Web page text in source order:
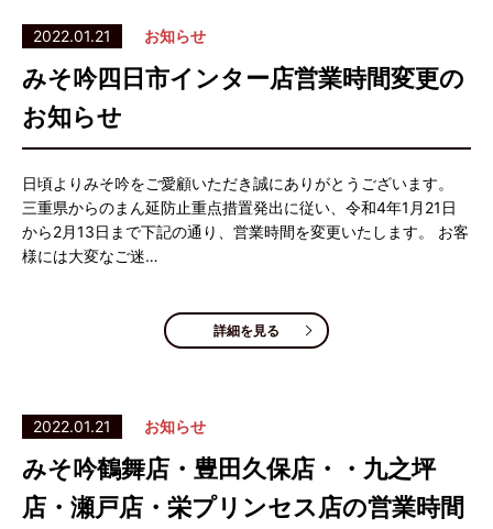
2022.01.21 お知らせ
みそ吟四日市インター店営業時間変更の
お知らせ
日頃よりみそ吟をご愛顧いただき誠にありがとうございます。
三重県からのまん延防止重点措置発出に従い、令和4年1月21日
から2月13日まで下記の通り、営業時間を変更いたします。 お客
様には大変なご迷…
詳細を見る
2022.01.21 お知らせ
みそ吟鶴舞店・豊田久保店・・九之坪
店・瀬戸店・栄プリンセス店の営業時間